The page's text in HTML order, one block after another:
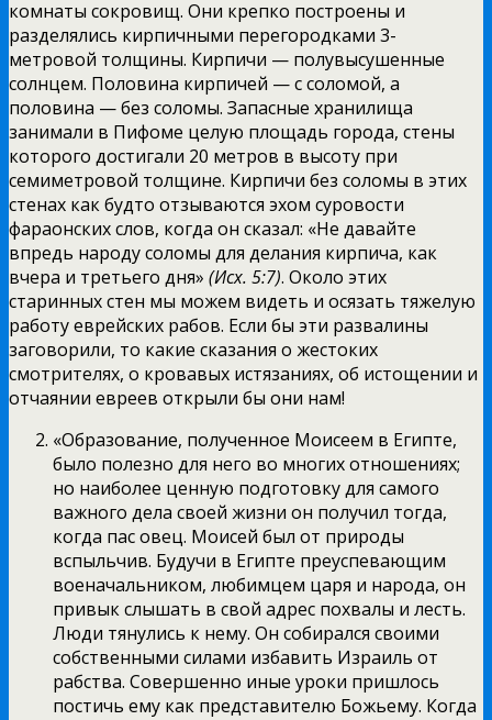
комнаты сокровищ. Они крепко построены и
разделялись кирпичными перегородками 3-
метровой толщины. Кирпичи — полувысушенные
солнцем. Половина кирпичей — с соломой, а
половина — без соломы. Запасные хранилища
занимали в Пифоме целую площадь города, стены
которого достигали 20 метров в высоту при
семиметровой толщине. Кирпичи без соломы в этих
стенах как будто отзываются эхом суровости
фараонских слов, когда он сказал: «Не давайте
впредь народу соломы для делания кирпича, как
вчера и третьего дня» (Исх. 5:7). Около этих
старинных стен мы можем видеть и осязать тяжелую
работу еврейских рабов. Если бы эти развалины
заговорили, то какие сказания о жестоких
смотрителях, о кровавых истязаниях, об истощении и
отчаянии евреев открыли бы они нам!
«Образование, полученное Моисеем в Египте,
было полезно для него во многих отношениях;
но наиболее ценную подготовку для самого
важного дела своей жизни он получил тогда,
когда пас овец. Моисей был от природы
вспыльчив. Будучи в Египте преуспевающим
военачальником, любимцем царя и народа, он
привык слышать в свой адрес похвалы и лесть.
Люди тянулись к нему. Он собирался своими
собственными силами избавить Израиль от
рабства. Совершенно иные уроки пришлось
постичь ему как представителю Божьему. Когда